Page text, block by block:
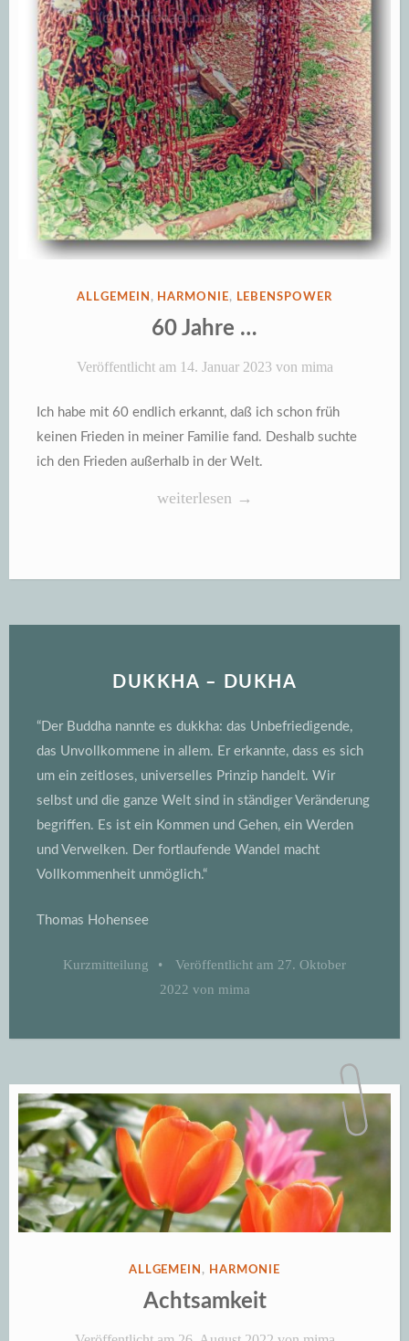
VERÖFFENTLICHT
ALLGEMEIN , HARMONIE, LEBENSPOWER
60 Jahre …
Veröffentlicht am 14. Januar 2023 von mima
Ich habe mit 60 endlich erkannt, daß ich schon früh
keinen Frieden in meiner Familie fand. Deshalb suchte
ich den Frieden außerhalb in der Welt.
„60
weiterlesen →
DUKKHA – DUKHA
“Der Buddha nannte es dukkha: das Unbefriedigende,
das Unvollkommene in allem. Er erkannte, dass es sich
um ein zeitloses, universelles Prinzip handelt. Wir
selbst und die ganze Welt sind in ständiger Veränderung
begriffen. Es ist ein Kommen und Gehen, ein Werden
und Verwelken. Der fortlaufende Wandel macht
Vollkommenheit unmöglich.“
Thomas Hohensee
Kurzmitteilung • Veröffentlicht am 27. Oktober
2022 von mima
VERÖFFENTLICHT
ALLGEMEIN , HARMONIE
Achtsamkeit